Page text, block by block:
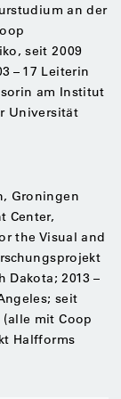
an der
seit 2009
– 17 Leiterin
am Institut
Universität
Groningen
Center,
the Visual and
Dakota; 2013 –
seit
mit Coop
Halfforms